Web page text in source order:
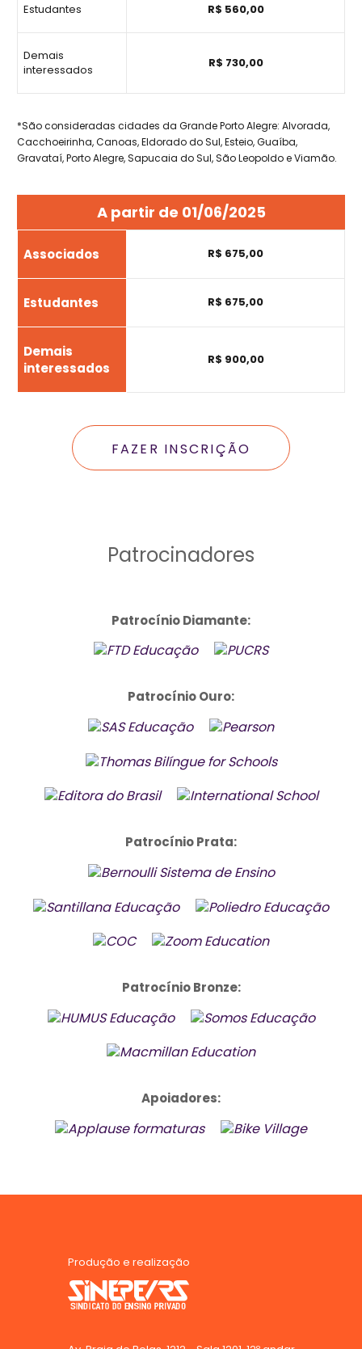
Estudantes R$ 560,00
Demais
interessados
R$ 730,00
*São consideradas cidades da Grande Porto Alegre: Alvorada,
Cacchoeirinha, Canoas, Eldorado do Sul, Esteio, Guaíba,
Gravataí, Porto Alegre, Sapucaia do Sul, São Leopoldo e Viamão.
A partir de 01/06/2025
Associados R$ 675,00
Estudantes R$ 675,00
Demais
interessados
R$ 900,00
FAZER INSCRIÇÃO
Patrocinadores
Patrocínio Diamante:
Patrocínio Ouro:
Patrocínio Prata:
Patrocínio Bronze:
Apoiadores:
Produção e realização